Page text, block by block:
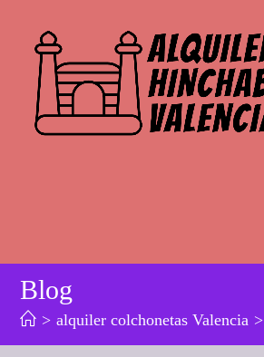
contenido
Blog
> alquiler colchonetas Valencia >